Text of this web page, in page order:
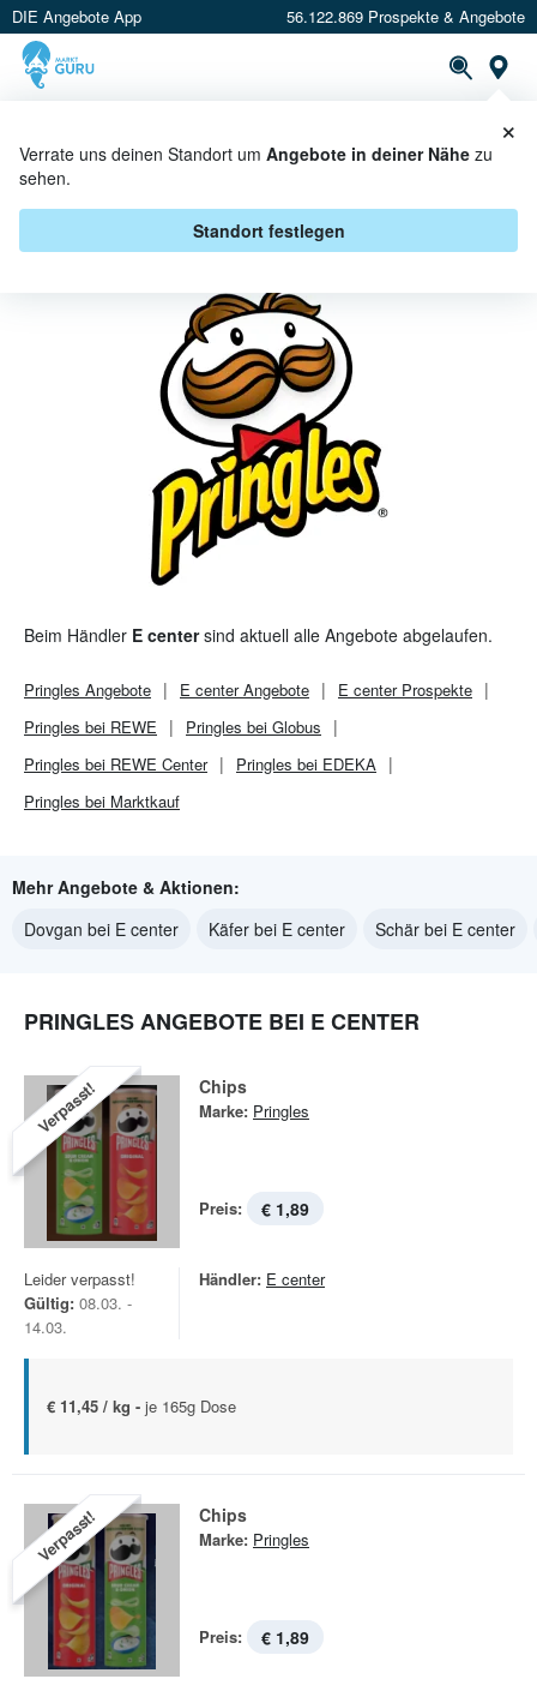
DIE Angebote App 56.122.869 Prospekte & Angebote
Verrate uns deinen Standort um Angebote in deiner Nähe zu
sehen.
Standort festlegen
×
PRINGLES BEI E CENTER -
ANGEBOTE & AKTIONEN
Beim Händler E centersind aktuell alle Angebote abgelaufen.
Pringles Angebote E centerAngebote E centerProspekte
Pringles bei REWE
Pringles bei Globus
Pringles bei REWE Center
Pringles bei EDEKA
Pringles bei Marktkauf
Mehr Angebote & Aktionen:
Dovgan bei E center
Käfer bei E center Schär bei E center
PRINGLES ANGEBOTE BEI E CENTER
Verpasst! Chips
Marke: Pringles
Preis: € 1,89
Leider verpasst!
Gültig: 08.03. -
14.03.
Händler: E center
€ 11,45 / kg - je 165g Dose
Verpasst! Chips
Marke: Pringles
Preis: € 1,89